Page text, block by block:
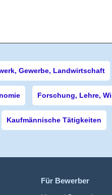
Gewerbe, Landwirtschaft
Forschung, Lehre,
Kaufmännische Tätigkeiten
Für Bewerber